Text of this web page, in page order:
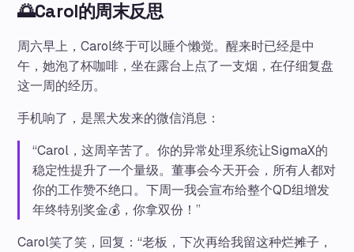
🌅Carol的周末反思
周六早上，Carol终于可以睡个懒觉。醒来时已经是中
午，她泡了杯咖啡，坐在露台上点了一支烟，在仔细复盘
这一周的经历。
手机响了，是黑犬发来的微信消息：
“Carol，这周辛苦了。你的异常处理系统让SigmaX的
稳定性提升了一个量级。董事会今天开会，所有人都对
你的工作赞不绝口。下周一我会宣布给整个QD组增发
年终特别奖金💰，你拿双份！”
Carol笑了笑，回复：“老板，下次再给我留这种烂摊子，